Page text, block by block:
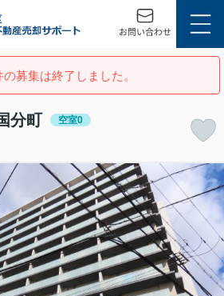
の募集は終了しました。
分町 空室0